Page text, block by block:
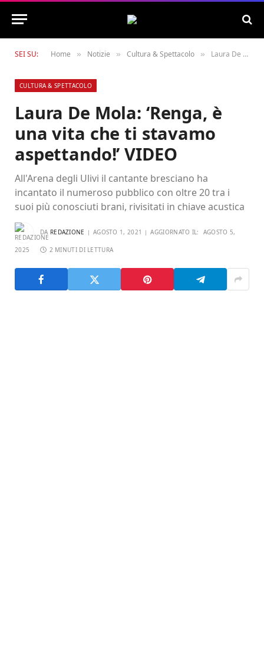
SEI SU: Home » Notizie » Cultura & Spettacolo » Laura De Mola: ‘Renga, è una vita che ti stavamo aspettando!’ VIDEO
CULTURA & SPETTACOLO
Laura De Mola: ‘Renga, è
una vita che ti stavamo
aspettando!’ VIDEO
All'Arena degli Ulivi il cantante bresciano ha
incantato il numeroso pubblico con oltre 20 tra i
suoi più conosciuti brani, rivisitati in chiave acustica
DA REDAZIONE AGOSTO 1, 2021 AGGIORNATO IL: AGOSTO 5,
2025 2 MINUTI DI LETTURA